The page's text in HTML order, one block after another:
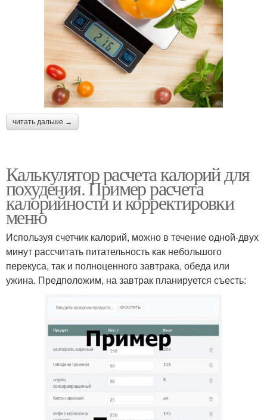
читать дальше →
Калькулятор расчета калорий для
похудения. Пример расчета
калорийности и корректировки
меню
Используя счетчик калорий, можно в течение одной-двух
минут рассчитать питательность как небольшого
перекуса, так и полноценного завтрака, обеда или
ужина. Предположим, на завтрак планируется съесть: